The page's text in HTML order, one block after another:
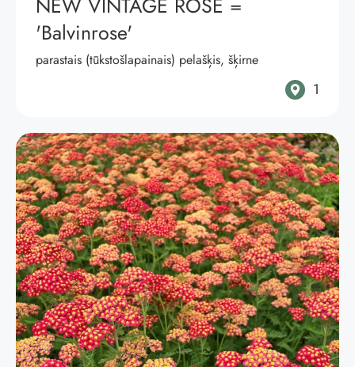
NEW VINTAGE ROSE =
'Balvinrose'
parastais (tūkstošlapainais) pelašķis, šķirne
1